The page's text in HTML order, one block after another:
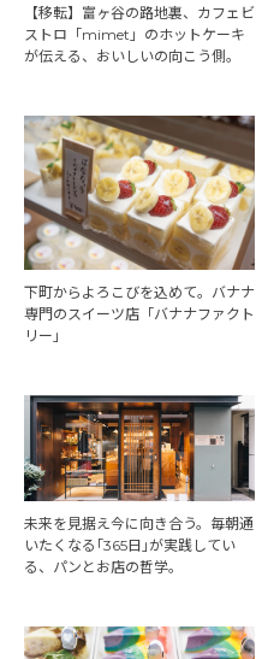
【移転】富ヶ谷の路地裏、カフェビ
ストロ「mimet」のホットケーキ
が伝える、おいしいの向こう側。
下町からよろこびを込めて。バナナ
専門のスイーツ店「バナナファクト
リー」
未来を見据え今に向き合う。毎朝通
いたくなる｢365日｣が実践してい
る、パンとお店の哲学。